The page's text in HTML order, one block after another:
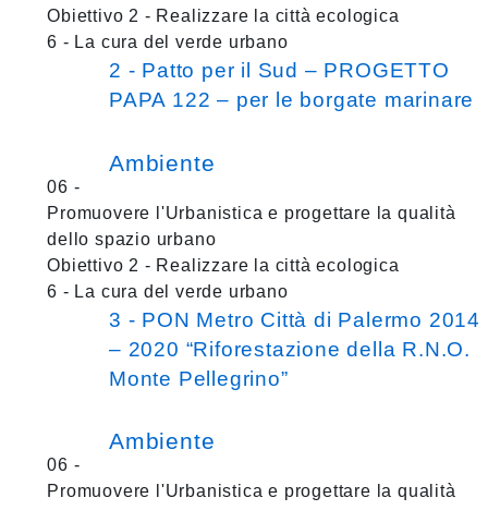
Obiettivo 2 - Realizzare la città ecologica
6 - La cura del verde urbano
2 - Patto per il Sud – PROGETTO
PAPA 122 – per le borgate marinare
Ambiente
06 -
Promuovere l'Urbanistica e progettare la qualità
dello spazio urbano
Obiettivo 2 - Realizzare la città ecologica
6 - La cura del verde urbano
3 - PON Metro Città di Palermo 2014
– 2020 “Riforestazione della R.N.O.
Monte Pellegrino”
Ambiente
06 -
Promuovere l'Urbanistica e progettare la qualità